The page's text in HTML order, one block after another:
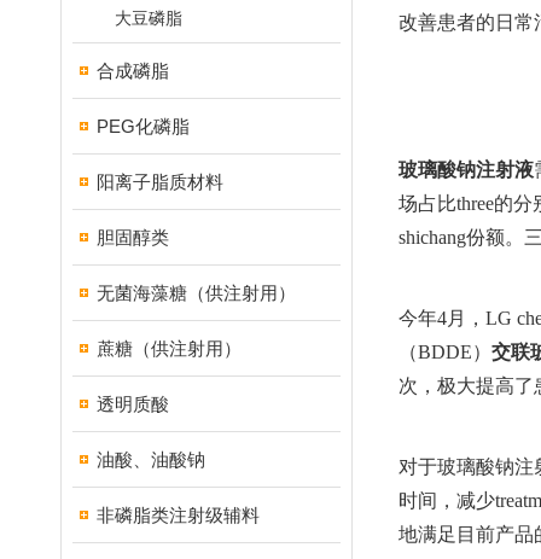
大豆磷脂
合成磷脂
PEG化磷脂
阳离子脂质材料
胆固醇类
无菌海藻糖（供注射用）
蔗糖（供注射用）
透明质酸
油酸、油酸钠
非磷脂类注射级辅料
改善患者的日常
玻璃酸钠注射液
场占比three的
shichang份额。
今年4月，LG
（BDDE） 交联
次，极大提高了
对于玻璃酸钠注
时间，减少
地满足目前产品